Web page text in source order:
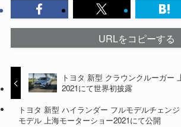
URLをコピーする
トヨタ 新型 クラウンクルーガー
2021にて世界初披露
トヨタ 新型 ハイランダー フルモデルチェン
モデル 上海モーターショー2021にて公開